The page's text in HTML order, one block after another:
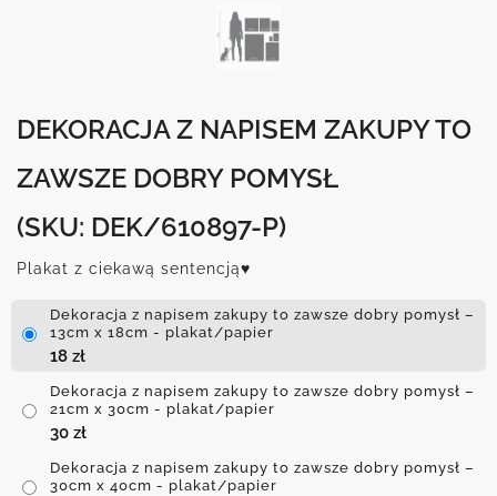
DEKORACJA Z NAPISEM ZAKUPY TO
ZAWSZE DOBRY POMYSŁ
(SKU: DEK/610897-P)
Plakat z ciekawą sentencją♥
Dekoracja z napisem zakupy to zawsze dobry pomysł –
13cm x 18cm - plakat/papier
18 zł
Dekoracja z napisem zakupy to zawsze dobry pomysł –
21cm x 30cm - plakat/papier
30 zł
Dekoracja z napisem zakupy to zawsze dobry pomysł –
30cm x 40cm - plakat/papier